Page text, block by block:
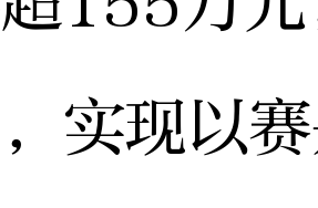
实现以